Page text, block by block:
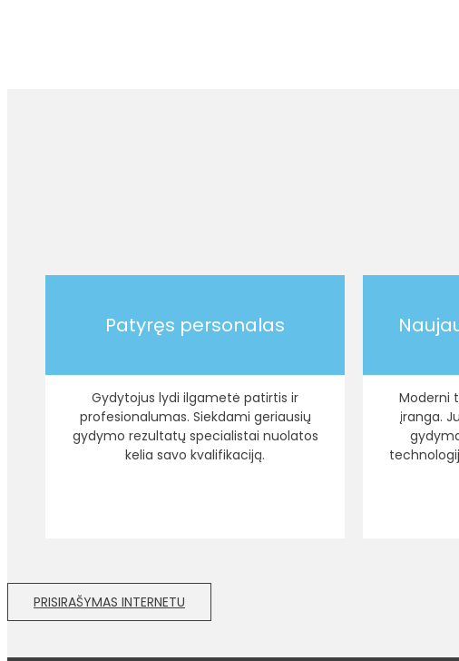
Patyręs personalas
Gydytojus lydi ilgametė patirtis ir
profesionalumas. Siekdami geriausių
gydymo rezultatų specialistai nuolatos
kelia savo kvalifikaciją.
Moderni
įranga.
PRISIRAŠYMAS INTERNETU